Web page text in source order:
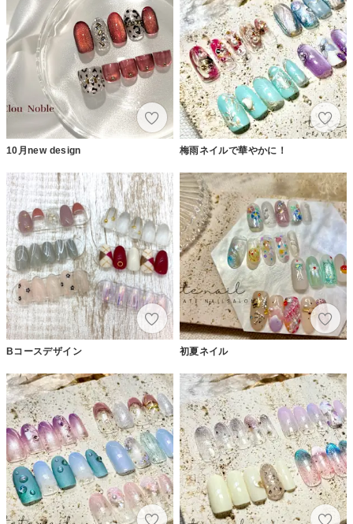
10月new design 梅雨ネイルで華やかに！
Bコースデザイン 初夏ネイル